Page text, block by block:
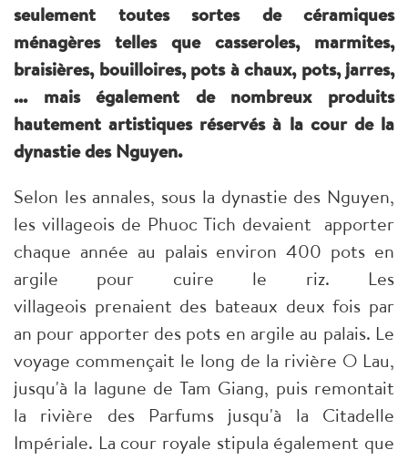
seulement toutes sortes de céramiques
ménagères telles que casseroles, marmites,
braisières, bouilloires, pots à chaux, pots, jarres,
... mais également de nombreux produits
hautement artistiques réservés à la cour de la
dynastie des Nguyen.
Selon les annales, sous la dynastie des Nguyen,
les villageois de Phuoc Tich devaient apporter
chaque année au palais environ 400 pots en
argile pour cuire le riz. Les
villageois prenaient des bateaux deux fois par
an pour apporter des pots en argile au palais. Le
voyage commençait le long de la rivière O Lau,
jusqu'à la lagune de Tam Giang, puis remontait
la rivière des Parfums jusqu'à la Citadelle
Impériale. La cour royale stipula également que